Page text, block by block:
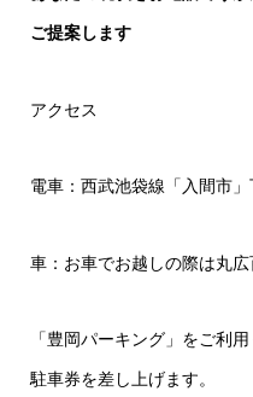
ご提案します
アクセス
電車：西武池袋線「入間市
車：お車でお越しの際は丸
「豊岡パーキング」をご利用
駐車券を差し上げます。